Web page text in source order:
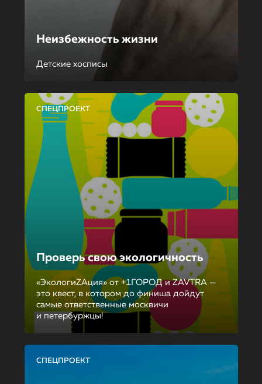
Неизбежность жизни
Детские хосписы
СПЕЦПРОЕКТ
Проверь свою экологичность
«ЭкологиZAция» от +1ГОРОД и ZAVTRA —
это квест, в котором до финиша дойдут
самые ответственные москвичи
и петербуржцы!
СПЕЦПРОЕКТ